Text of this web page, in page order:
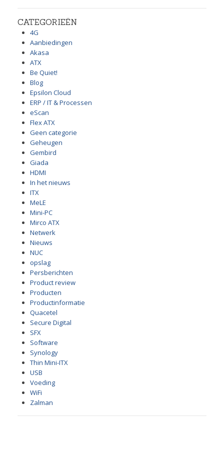
CATEGORIEËN
4G
Aanbiedingen
Akasa
ATX
Be Quiet!
Blog
Epsilon Cloud
ERP / IT & Processen
eScan
Flex ATX
Geen categorie
Geheugen
Gembird
Giada
HDMI
In het nieuws
ITX
MeLE
Mini-PC
Mirco ATX
Netwerk
Nieuws
NUC
opslag
Persberichten
Product review
Producten
Productinformatie
Quacetel
Secure Digital
SFX
Software
Synology
Thin Mini-ITX
USB
Voeding
WiFi
Zalman